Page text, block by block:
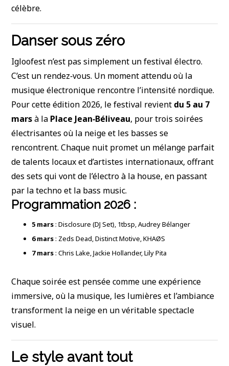
célèbre.
Danser sous zéro
Igloofest n’est pas simplement un festival électro.
C’est un rendez‑vous. Un moment attendu où la
musique électronique rencontre l’intensité nordique.
Pour cette édition 2026, le festival revient du 5 au 7
marsà la Place Jean‑Béliveau, pour trois soirées
électrisantes où la neige et les basses se
rencontrent. Chaque nuit promet un mélange parfait
de talents locaux et d’artistes internationaux, offrant
des sets qui vont de l’électro à la house, en passant
par la techno et la bass music.
Programmation 2026 :
5 mars: Disclosure (DJ Set), 1tbsp, Audrey Bélanger
6 mars: Zeds Dead, Distinct Motive, KHAØS
7 mars: Chris Lake, Jackie Hollander, Lily Pita
Chaque soirée est pensée comme une expérience
immersive, où la musique, les lumières et l’ambiance
transforment la neige en un véritable spectacle
visuel.
Le style avant tout